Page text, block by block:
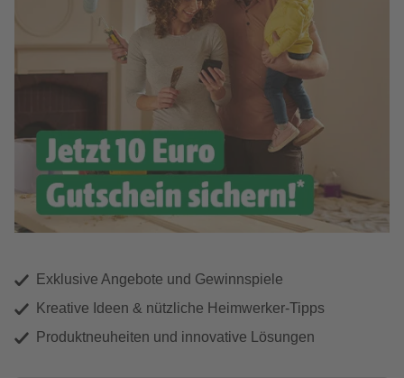
Exklusive Angebote und Gewinnspiele
Kreative Ideen & nützliche Heimwerker-Tipps
Produktneuheiten und innovative Lösungen